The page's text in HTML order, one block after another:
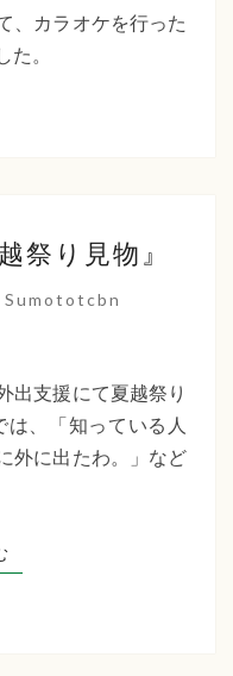
、カラオケを行った
。
り見物』
Sumototcbn
支援にて夏越祭り
は、「知っている人
外に出たわ。」など
もっと読む